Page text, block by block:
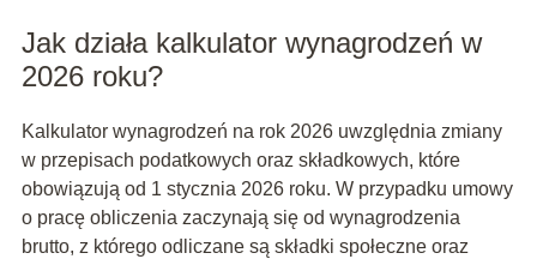
Jak działa kalkulator wynagrodzeń w
2026 roku?
Kalkulator wynagrodzeń na rok 2026 uwzględnia zmiany
w przepisach podatkowych oraz składkowych, które
obowiązują od 1 stycznia 2026 roku. W przypadku umowy
o pracę obliczenia zaczynają się od wynagrodzenia
brutto, z którego odliczane są składki społeczne oraz